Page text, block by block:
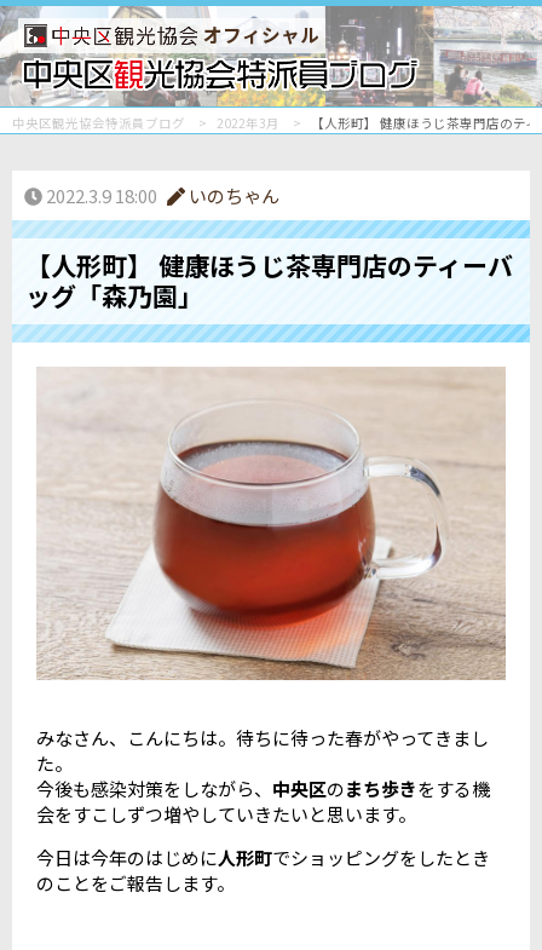
オフィシャル
中央区観光協会特派員ブログ 2022年3月 【人形町】 健康ほうじ茶専門店のテ
2022.3.9 18:00 いのちゃん
【人形町】 健康ほうじ茶専門店のティーバ
ッグ「森乃園」
みなさん、こんにちは。待ちに待った春がやってきまし
た。
今後も感染対策をしながら、 中央区のまち歩きをする機
会をすこしずつ増やしていきたいと思います。
今日は今年のはじめに人形町でショッピングをしたとき
のことをご報告します。